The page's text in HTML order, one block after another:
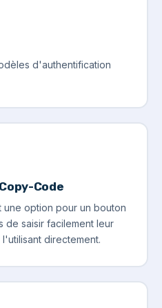
d'authentification
Code
option pour un bouton
de saisir facilement leur
directement.